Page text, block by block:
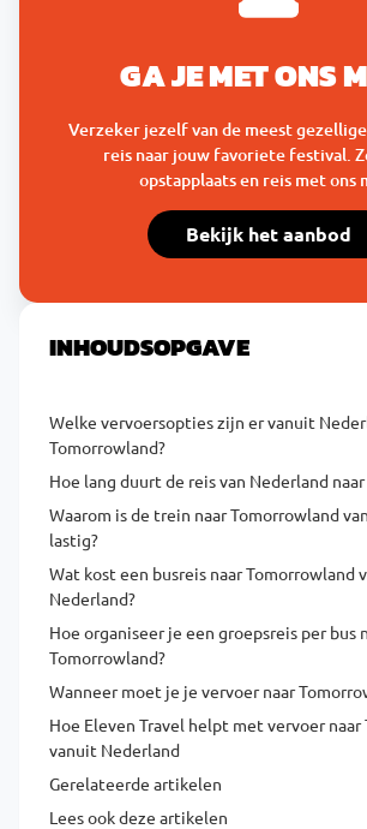
GA JE MET ONS
Verzeker jezelf van de meest
reis naar jouw favoriete festival.
opstapplaats en reis met ons
Bekijk het aanbod
INHOUDSOPGAVE
Welke vervoersopties zijn er vanuit
Tomorrowland?
Hoe lang duurt de reis van Nederland
Waarom is de trein naar Tomorrowland
lastig?
Wat kost een busreis naar Tomorrowland
Nederland?
Hoe organiseer je een groepsreis per bus
Tomorrowland?
Wanneer moet je je vervoer naar
Hoe Eleven Travel helpt met vervoer
vanuit Nederland
Gerelateerde artikelen
Lees ook deze artikelen